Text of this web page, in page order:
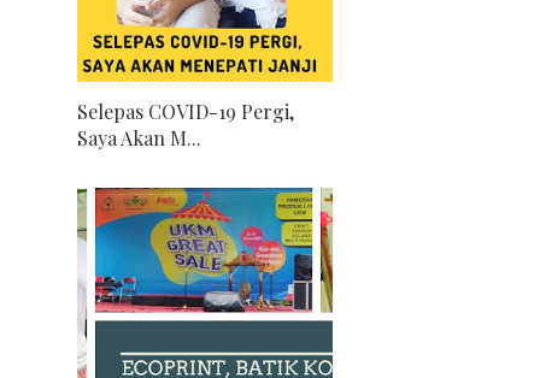
Selepas COVID-19 Pergi,
Saya Akan M...